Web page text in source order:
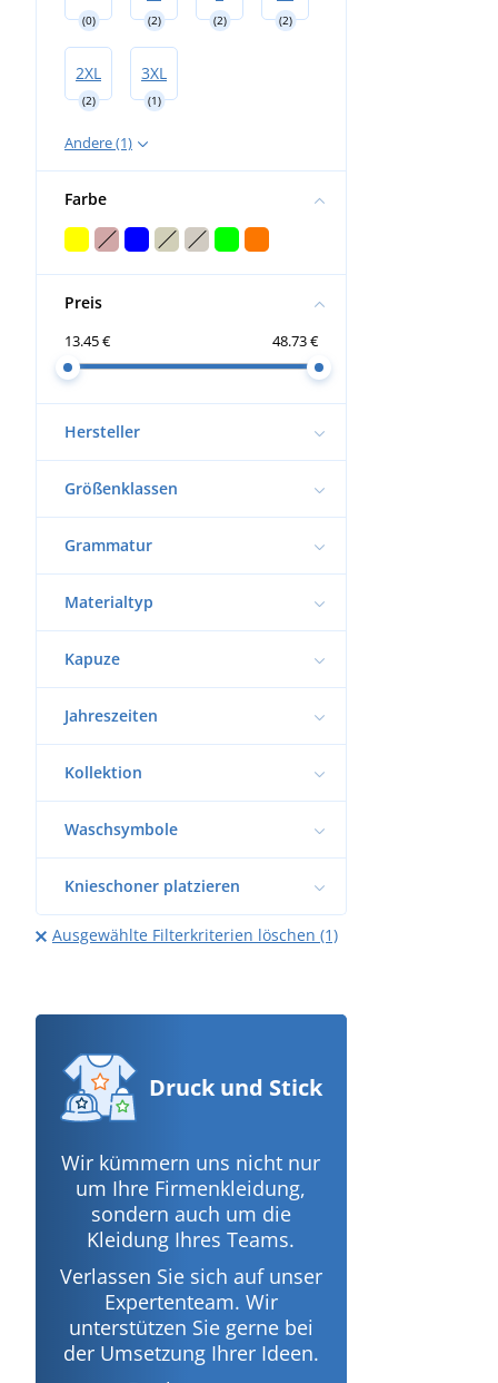
(0) (2) (2) (2)
2XL
(2)
3XL
(1)
Andere (1)
Farbe
Preis
13.45 € 48.73 €
Hersteller
Größenklassen
Grammatur
Materialtyp
Kapuze
Jahreszeiten
Kollektion
Waschsymbole
Knieschoner platzieren
Ausgewählte Filterkriterien löschen (1)
Druck und Stick
Wir kümmern uns nicht nur
um Ihre Firmenkleidung,
sondern auch um die
Kleidung Ihres Teams.
Verlassen Sie sich auf unser
Expertenteam. Wir
unterstützen Sie gerne bei
der Umsetzung Ihrer Ideen.